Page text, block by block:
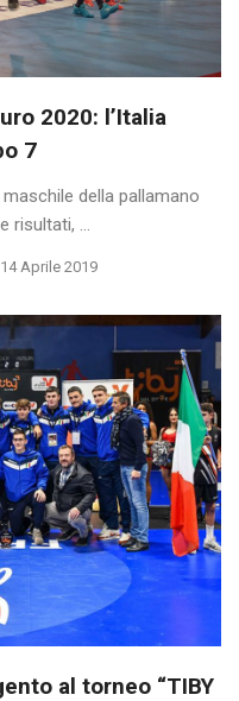
2020: l’Italia
7
della pallamano
risultati, ...
14 Aprile 2019
al torneo “TIBY